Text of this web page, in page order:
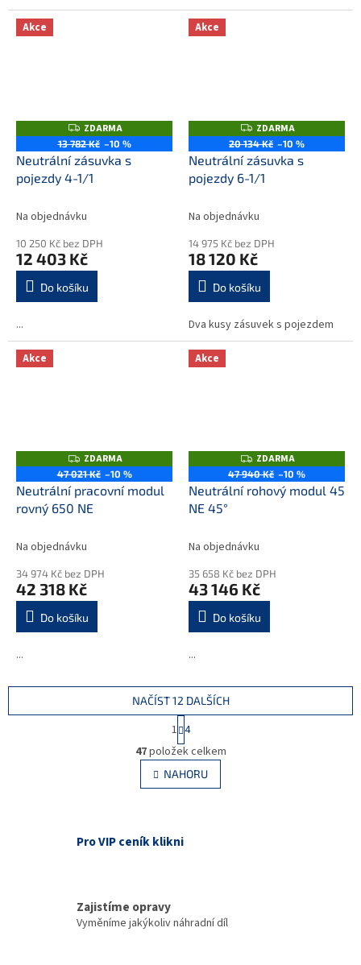
Akce
Z
D
A
R
M
A
ZDARMA
13 782 Kč –10 %
Neutrální zásuvka s
pojezdy 4-1/1
Na objednávku
10 250 Kč bez DPH
12 403 Kč
Do košíku
...
Akce
Z
D
A
R
M
A
ZDARMA
20 134 Kč –10 %
Neutrální zásuvka s
pojezdy 6-1/1
Na objednávku
14 975 Kč bez DPH
18 120 Kč
Do košíku
Dva kusy zásuvek s pojezdem
Akce
Z
D
A
R
M
A
ZDARMA
47 021 Kč –10 %
Neutrální pracovní modul
rovný 650 NE
Na objednávku
34 974 Kč bez DPH
42 318 Kč
Do košíku
...
Akce
Z
D
A
R
ZDARMA
47 940 Kč –10 %
Neutrální rohový modul 45
NE 45°
Na objednávku
35 658 Kč bez DPH
43 146 Kč
Do košíku
...
O
v
l
á
c
í
y
NAČÍST 12 DALŠÍCH
t
r
á
n
k
n
1 4
47položek celkem
NAHORU
Pro VIP ceník klikni
Zajistíme opravy
Vyměníme jakýkoliv náhradní díl